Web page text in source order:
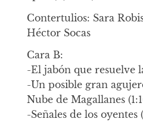
Contertulios: Sara
Héctor Socas
Cara B:
-El jabón que resuelve
-Un posible gran
Nube de Magallanes
-Señales de los oyentes